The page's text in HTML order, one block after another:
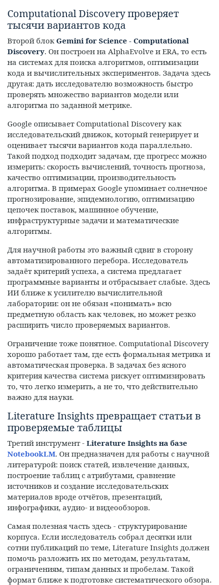
Computational Discovery проверяет
тысячи вариантов кода
Второй блок Gemini for Science - Computational
Discovery. Он построен на AlphaEvolve и ERA, то есть
на системах для поиска алгоритмов, оптимизации
кода и вычислительных экспериментов. Задача здесь
другая: дать исследователю возможность быстро
проверять множество вариантов модели или
алгоритма по заданной метрике.
Google описывает Computational Discovery как
исследовательский движок, который генерирует и
оценивает тысячи вариантов кода параллельно.
Такой подход подходит задачам, где прогресс можно
измерить: скорость вычислений, точность прогноза,
качество оптимизации, производительность
алгоритма. В примерах Google упоминает солнечное
прогнозирование, эпидемиологию, оптимизацию
цепочек поставок, машинное обучение,
инфраструктурные задачи и математические
алгоритмы.
Для научной работы это важный сдвиг в сторону
автоматизированного перебора. Исследователь
задаёт критерий успеха, а система предлагает
программные варианты и отбрасывает слабые. Здесь
ИИ ближе к усилителю вычислительной
лаборатории: он не обязан «понимать» всю
предметную область как человек, но может резко
расширить число проверяемых вариантов.
Ограничение тоже понятное. Computational Discovery
хорошо работает там, где есть формальная метрика и
автоматическая проверка. В задачах без ясного
критерия качества система рискует оптимизировать
то, что легко измерить, а не то, что действительно
важно для науки.
Literature Insights превращает статьи в
проверяемые таблицы
Третий инструмент - Literature Insights на базе
NotebookLM. Он предназначен для работы с научной
литературой: поиск статей, извлечение данных,
построение таблиц с атрибутами, сравнение
источников и создание исследовательских
материалов вроде отчётов, презентаций,
инфографики, аудио- и видеообзоров.
Самая полезная часть здесь - структурирование
корпуса. Если исследователь собрал десятки или
сотни публикаций по теме, Literature Insights должен
помочь разложить их по методам, результатам,
ограничениям, типам данных и пробелам. Такой
формат ближе к подготовке систематического обзора.